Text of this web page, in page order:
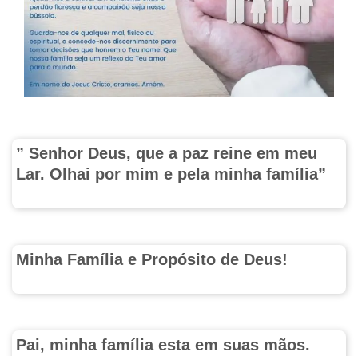
” Senhor Deus, que a paz reine em meu
Lar. Olhai por mim e pela minha família”
Minha Família e Propósito de Deus!
Pai, minha família esta em suas mãos.